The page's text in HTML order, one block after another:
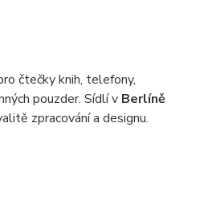
čtečky knih, telefony,
pouzder. Sídlí v Berlíně
zpracování a designu.